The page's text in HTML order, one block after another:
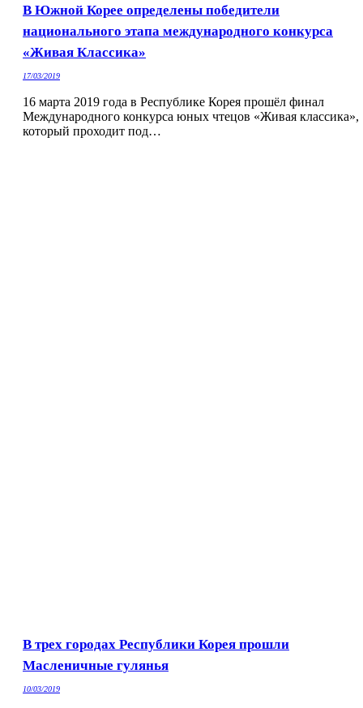
В Южной Корее определены победители
национального этапа международного конкурса
«Живая Классика»
17/03/2019
16 марта 2019 года в Республике Корея прошёл финал
Международного конкурса юных чтецов «Живая классика»,
который проходит под…
В трех городах Республики Корея прошли
Масленичные гулянья
10/03/2019